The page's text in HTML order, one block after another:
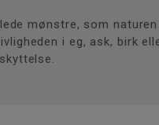
mønstre, som naturen
i eg, ask, birk